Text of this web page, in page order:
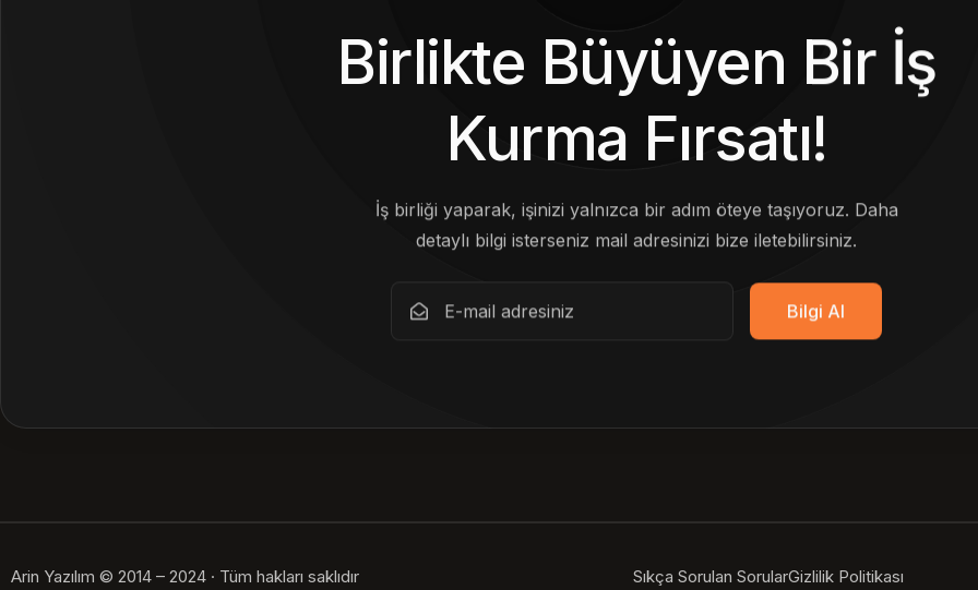
Birlikte Büyüyen Bir İş
Kurma Fırsatı!
İş birliği yaparak, işinizi yalnızca bir adım öteye taşıyoruz. Daha
detaylı bilgi isterseniz mail adresinizi bize iletebilirsiniz.
Bilgi Al
Arin Yazılım © 2014 – 2024 · Tüm hakları saklıdır Sıkça Sorulan SorularGizlilik Politikası